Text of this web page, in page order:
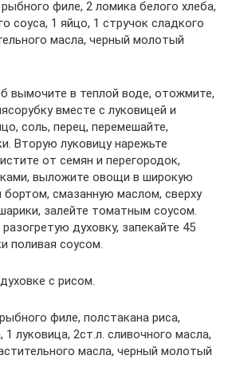
филе, 2 ломика белого хлеба,
соуса, 1 яйцо, 1 стручок сладкого
масла, черный молотый
вымочите в теплой воде, отожмите,
вместе с луковицей и
соль, перец, перемешайте,
Вторую луковицу нарежьте
от семян и перегородок,
выложите овощи в широкую
смазанную маслом, сверху
залейте томатным соусом.
духовку, запекайте 45
поливая соусом.
с рисом.
филе, полстакана риса,
луковица, 2ст.л. сливочного масла,
масла, черный молотый